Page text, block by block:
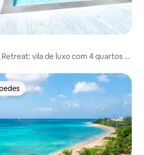
vila de luxo com 4 quartos e
dos hóspedes